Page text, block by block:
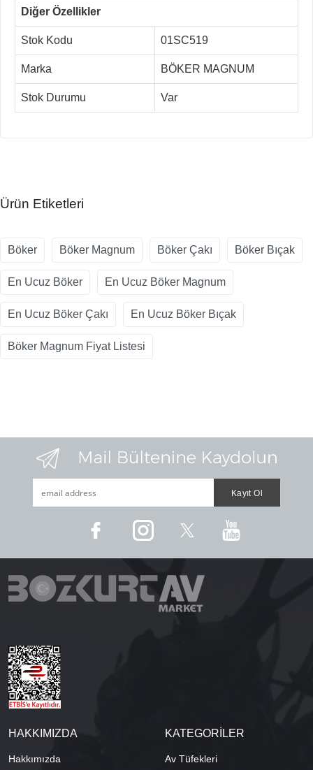
Diğer Özellikler
Stok Kodu 01SC519
Marka BÖKER MAGNUM
Stok Durumu Var
Ürün Etiketleri
Böker Böker Magnum Böker Çakı Böker Bıçak
En Ucuz Böker En Ucuz Böker Magnum
En Ucuz Böker Çakı En Ucuz Böker Bıçak
Böker Magnum Fiyat Listesi
HAKKIMIZDA
Hakkımızda
KATEGORİLER
Av Tüfekleri